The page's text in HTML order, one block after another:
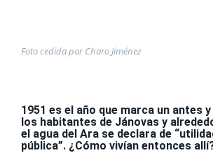
Foto cedida por Charo Jiménez
1951 es el año que marca un antes
los habitantes de Jánovas y
el agua del Ara se declara de
pública”. ¿Cómo vivían entonces